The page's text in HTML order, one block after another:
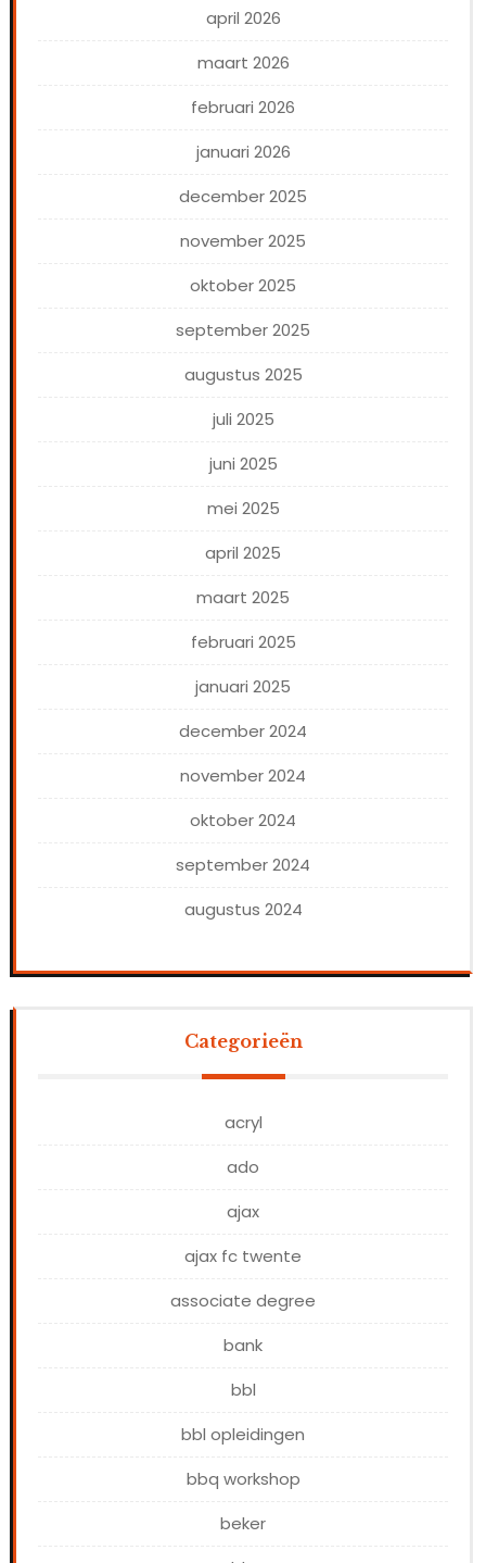
april 2026
maart 2026
februari 2026
januari 2026
december 2025
november 2025
oktober 2025
september 2025
augustus 2025
juli 2025
juni 2025
mei 2025
april 2025
maart 2025
februari 2025
januari 2025
december 2024
november 2024
oktober 2024
september 2024
augustus 2024
Categorieën
acryl
ado
ajax
ajax fc twente
associate degree
bank
bbl
bbl opleidingen
bbq workshop
beker